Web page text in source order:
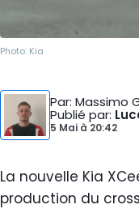
Photo: Kia
Par: Massimo
Publié par:
5 Mai à 20:42
La nouvelle Kia
production du